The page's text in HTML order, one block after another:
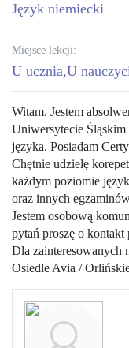
język niemiecki
Miejsce lekcji:
U ucznia U
Witam. Jestem
Uniwersytecie
języka. Posiadam
Chętnie udzielę
każdym poziomie
oraz innych
Jestem osobową
pytań proszę o
Dla zainteresowanych
Osiedle Avia /